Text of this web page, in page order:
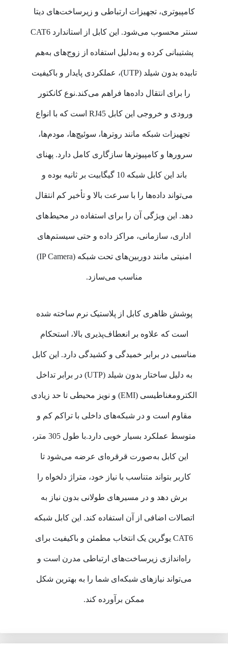
کامپیوتری، تجهیزات ارتباطی و زیرساخت‌های دیتا
سنتر محسوب می‌شود. این کابل از استاندارد CAT6
پشتیبانی کرده و به‌دلیل استفاده از زوج‌های به‌هم
تابیده بدون شیلد (UTP)، عملکردی پایدار و باکیفیت
را برای انتقال داده‌ها فراهم می‌کند.نوع کانکتور
ورودی و خروجی این کابل RJ45 است که با انواع
تجهیزات شبکه مانند روترها، سوئیچ‌ها، مودم‌ها،
سرورها و کامپیوترها سازگاری کامل دارد. پهنای
باند این کابل شبکه 10 گیگابیت بر ثانیه بوده و
می‌تواند داده‌ها را با سرعت بالا و تأخیر کم انتقال
دهد. این ویژگی آن را برای استفاده در محیط‌های
اداری، سازمانی، مراکز داده و حتی سیستم‌های
امنیتی مانند دوربین‌های تحت شبکه (IP Camera)
مناسب می‌سازد.
پوشش ظاهری کابل از پلاستیک نرم ساخته شده
است که علاوه بر انعطاف‌پذیری بالا، استحکام
مناسبی در برابر خمیدگی و کشیدگی دارد. این کابل
به دلیل ساختار بدون شیلد (UTP) در برابر تداخل
الکترومغناطیسی (EMI) و نویز محیطی تا حد زیادی
مقاوم است و در شبکه‌های داخلی با تراکم کم و
متوسط عملکرد بسیار خوبی دارد.با طول 305 متر،
این کابل به‌صورت قرقره‌ای عرضه می‌شود تا
کاربر بتواند متناسب با نیاز خود، متراژ دلخواه را
برش دهد و در مسیرهای طولانی بدون نیاز به
اتصالات اضافی از آن استفاده کند. این کابل شبکه
CAT6 یوگرین یک انتخاب مطمئن و باکیفیت برای
راه‌اندازی زیرساخت‌های ارتباطی مدرن است و
می‌تواند نیازهای شبکه‌ای شما را به بهترین شکل
ممکن برآورده کند.